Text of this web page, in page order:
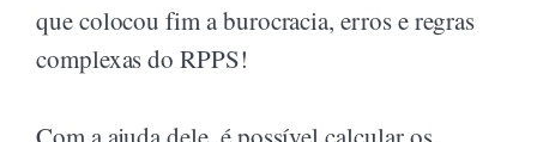
que colocou fim a burocracia, erros e regras
complexas do RPPS!